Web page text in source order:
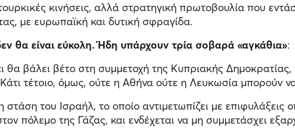
κινήσεις, αλλά στρατηγική πρωτοβουλία που
με ευρωπαϊκή και δυτική σφραγίδα.
θα είναι εύκολη. Ήδη υπάρχουν τρία σοβαρά «αγκάθια»:
θα βάλει βέτο στη συμμετοχή της Κυπριακής
τέτοιο, όμως, ούτε η Αθήνα ούτε η Λευκωσία μπορούν
στάση του Ισραήλ, το οποίο αντιμετωπίζει με
πόλεμο της Γάζας, και ενδέχεται να μη συμμετάσχει